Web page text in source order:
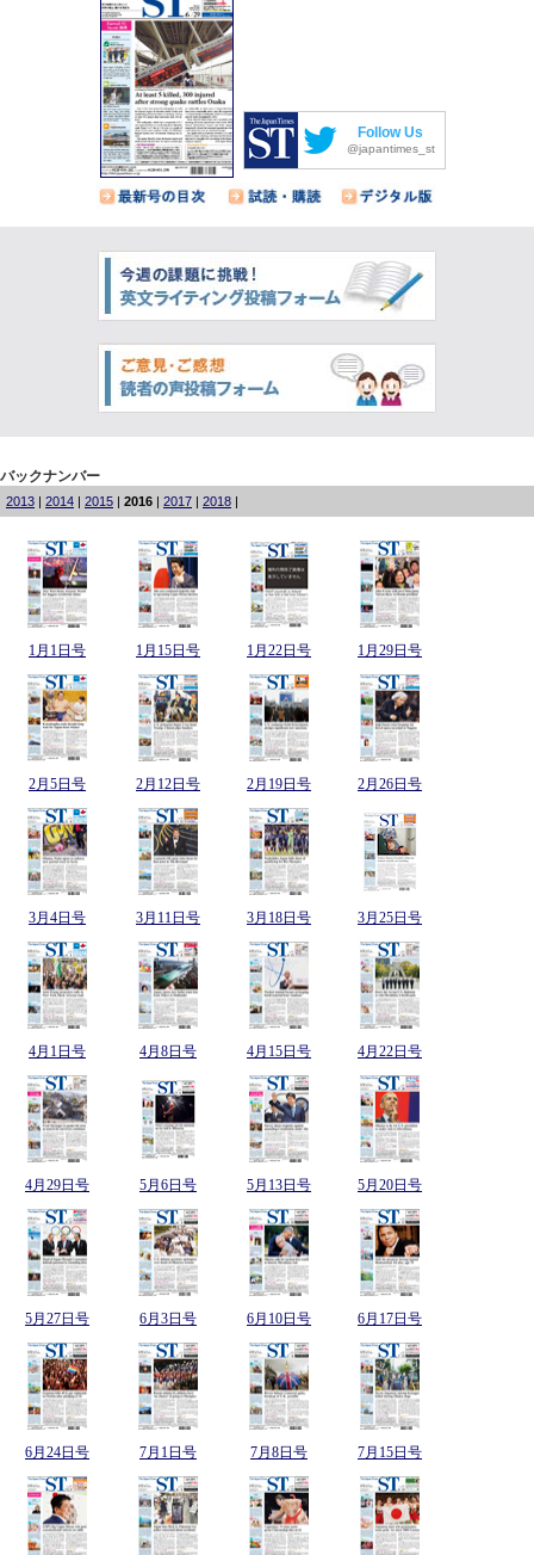
Follow Us
@japantimes_st
バックナンバー
2013 | 2014 | 2015 | 2016 | 2017 | 2018 |
1月1日号 1月15日号 1月22日号 1月29日号
2月5日号 2月12日号 2月19日号 2月26日号
3月4日号 3月11日号 3月18日号 3月25日号
4月1日号 4月8日号 4月15日号 4月22日号
4月29日号 5月6日号 5月13日号 5月20日号
5月27日号 6月3日号 6月10日号 6月17日号
6月24日号 7月1日号 7月8日号 7月15日号